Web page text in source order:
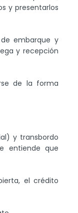
y presentarlos
embarque y
y recepción
de la forma
y transbordo
entiende que
el crédito